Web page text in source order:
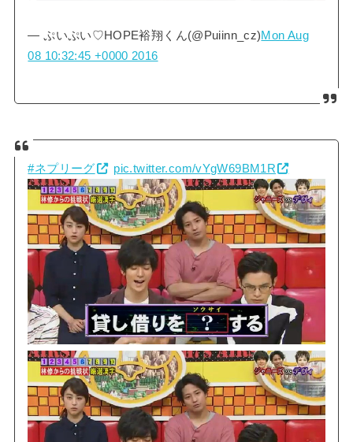
— ぷいぷい♡HOPE裕翔くん(@Puiinn_cz)Mon Aug
08 10:32:45 +0000 2016
#ネプリーグ pic.twitter.com/vYgW69BM1R